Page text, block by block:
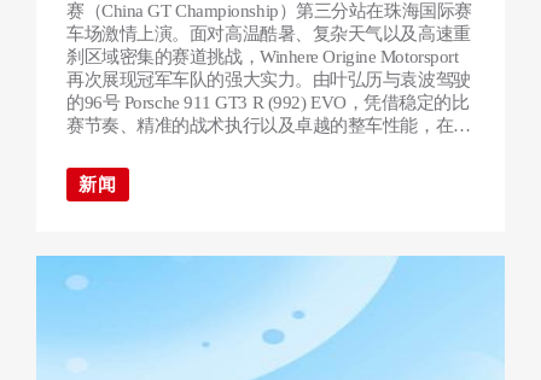
赛（China GT Championship）第三分站在珠海国际赛
车场激情上演。面对高温酷暑、复杂天气以及高速重
刹区域密集的赛道挑战，Winhere Origine Motorsport
再次展现冠军车队的强大实力。由叶弘历与袁波驾驶
的96号 Porsche 911 GT3 R (992) EVO，凭借稳定的比
赛节奏、精准的战术执行以及卓越的整车性能，在暴
转，最终夺得GT3组别全场冠军。这也是Winhere
Origine Motorsport在2026赛季中国超级跑车锦标赛中
新闻